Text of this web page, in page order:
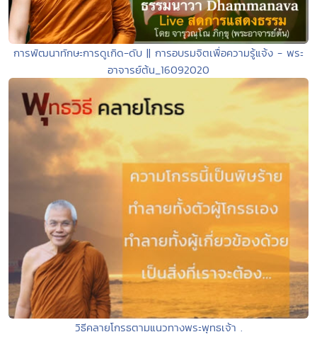
การพัฒนาทักษะการดูเกิด-ดับ || การอบรมจิตเพื่อความรู้แจ้ง - พระ
อาจารย์ต้น_16092020
วิธีคลายโกรธตามแนวทางพระพุทธเจ้า .